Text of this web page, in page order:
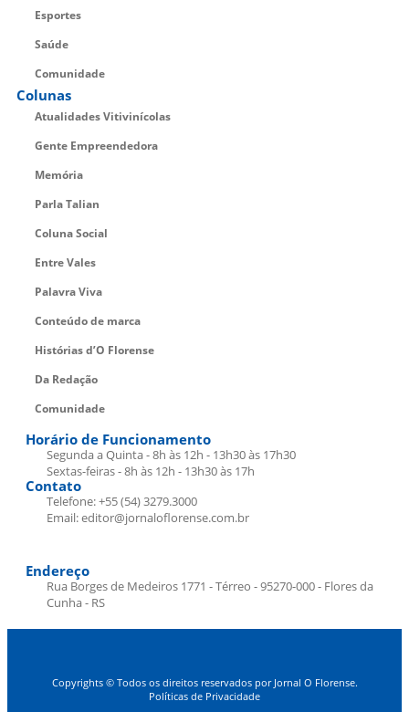
Esportes
Saúde
Comunidade
Colunas
Atualidades Vitivinícolas
Gente Empreendedora
Memória
Parla Talian
Coluna Social
Entre Vales
Palavra Viva
Conteúdo de marca
Histórias d’O Florense
Da Redação
Comunidade
Horário de Funcionamento
Segunda a Quinta - 8h às 12h - 13h30 às 17h30
Sextas-feiras - 8h às 12h - 13h30 às 17h
Contato
Telefone: +55 (54) 3279.3000
Email: editor@jornaloflorense.com.br
Endereço
Rua Borges de Medeiros 1771 - Térreo - 95270-000 - Flores da
Cunha - RS
Copyrights © Todos os direitos reservados por Jornal O Florense.
Políticas de Privacidade